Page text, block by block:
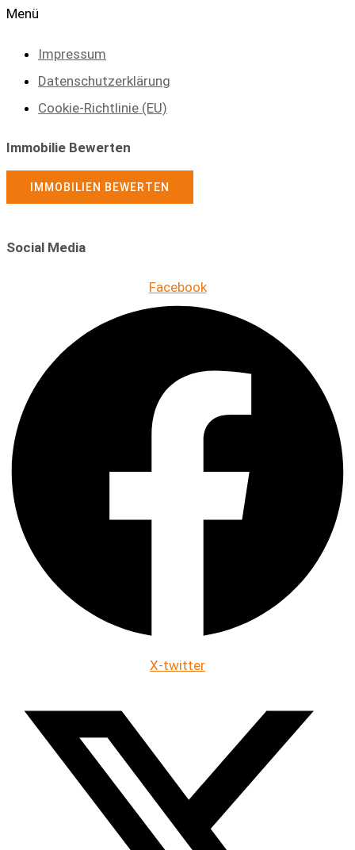
Menü
Impressum
Datenschutzerklärung
Cookie-Richtlinie (EU)
Immobilie Bewerten
IMMOBILIEN BEWERTEN
Social Media
Facebook
X-twitter